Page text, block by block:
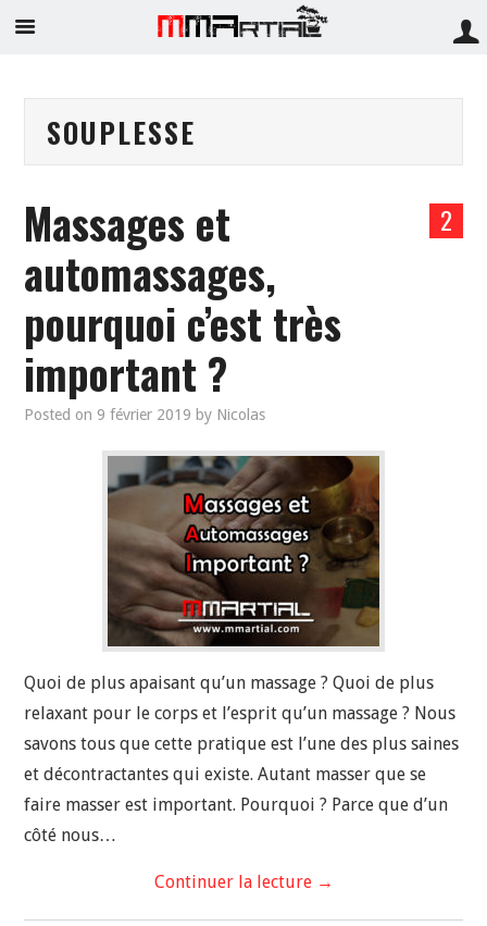
SOUPLESSE
2
Massages et
automassages,
pourquoi c’est très
important ?
Posted on 9 février 2019 by Nicolas
Quoi de plus apaisant qu’un massage ? Quoi de plus
relaxant pour le corps et l’esprit qu’un massage ? Nous
savons tous que cette pratique est l’une des plus saines
et décontractantes qui existe. Autant masser que se
faire masser est important. Pourquoi ? Parce que d’un
côté nous…
Continuer la lecture →